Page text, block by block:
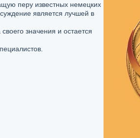
перу известных немецких
является лучшей в
значения и остается